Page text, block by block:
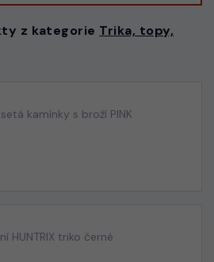
z kategorie Trika, topy,
kamínky s broží PINK
HUNTRIX triko černé